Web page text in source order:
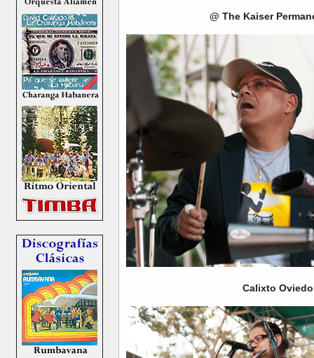
@ The Kaiser
Calixto